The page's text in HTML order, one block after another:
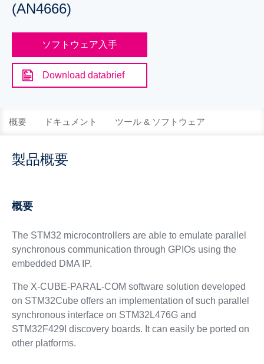
(AN4666)
ソフトウェア入手
Download databrief
概要 ドキュメント ツール & ソフトウェア
製品概要
概要
The STM32 microcontrollers are able to emulate parallel
synchronous communication through GPIOs using the
embedded DMA IP.
The X-CUBE-PARAL-COM software solution developed
on STM32Cube offers an implementation of such parallel
synchronous interface on STM32L476G and
STM32F429I discovery boards. It can easily be ported on
other platforms.